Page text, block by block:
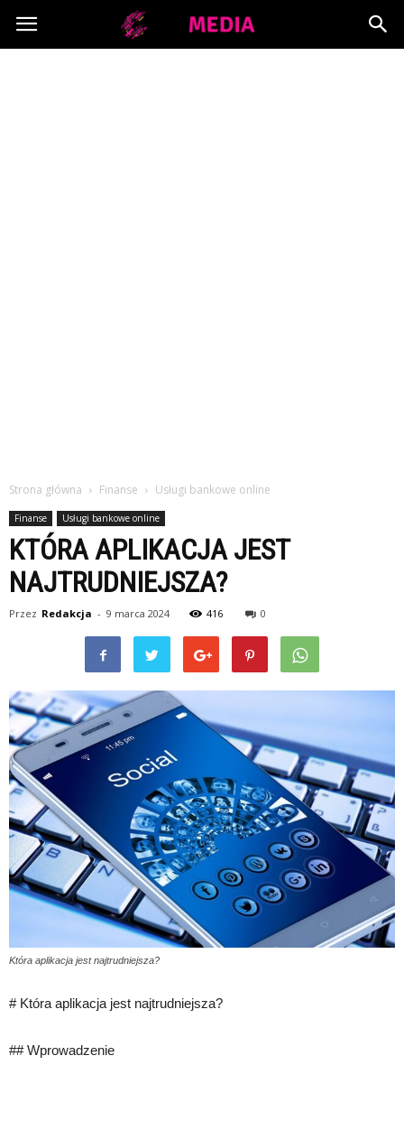
Copymedia.pl
Strona główna Finanse Usługi bankowe online
Finanse Usługi bankowe online
KTÓRA APLIKACJA JEST
NAJTRUDNIEJSZA?
Przez Redakcja - 9 marca 2024 416 0
Która aplikacja jest najtrudniejsza?
# Która aplikacja jest najtrudniejsza?
## Wprowadzenie